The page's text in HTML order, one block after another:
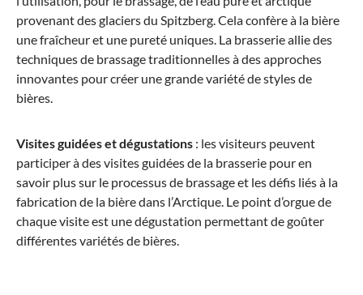
provenant des glaciers du Spitzberg. Cela confère à la bière
une fraîcheur et une pureté uniques. La brasserie allie des
techniques de brassage traditionnelles à des approches
innovantes pour créer une grande variété de styles de
bières.
Visites guidées et dégustations : les visiteurs peuvent
participer à des visites guidées de la brasserie pour en
savoir plus sur le processus de brassage et les défis liés à la
fabrication de la bière dans l’Arctique. Le point d’orgue de
chaque visite est une dégustation permettant de goûter
différentes variétés de bières.